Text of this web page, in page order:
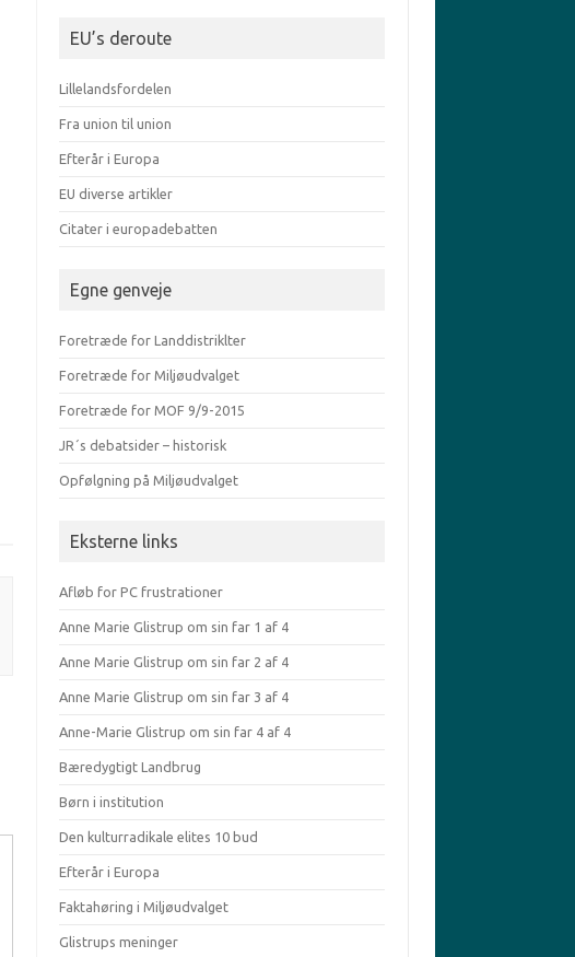
EU’s deroute
Lillelandsfordelen
Fra union til union
Efterår i Europa
EU diverse artikler
Citater i europadebatten
Egne genveje
Foretræde for Landdistriklter
Foretræde for Miljøudvalget
Foretræde for MOF 9/9-2015
JR´s debatsider – historisk
Opfølgning på Miljøudvalget
Eksterne links
Afløb for PC frustrationer
Anne Marie Glistrup om sin far 1 af 4
Anne Marie Glistrup om sin far 2 af 4
Anne Marie Glistrup om sin far 3 af 4
Anne-Marie Glistrup om sin far 4 af 4
Bæredygtigt Landbrug
Børn i institution
Den kulturradikale elites 10 bud
Efterår i Europa
Faktahøring i Miljøudvalget
Glistrups meninger